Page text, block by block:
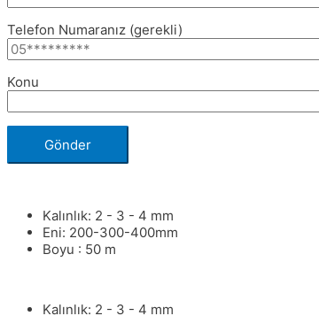
Telefon Numaranız (gerekli)
Konu
Kalınlık: 2 - 3 - 4 mm
Eni: 200-300-400mm
Boyu : 50 m
Kalınlık: 2 - 3 - 4 mm